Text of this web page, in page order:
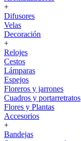
+
Difusores
Velas
Decoración
+
Relojes
Cestos
Lámparas
Espejos
Floreros y jarrones
Cuadros y portarretratos
Flores y Plantas
Accesorios
+
Bandejas